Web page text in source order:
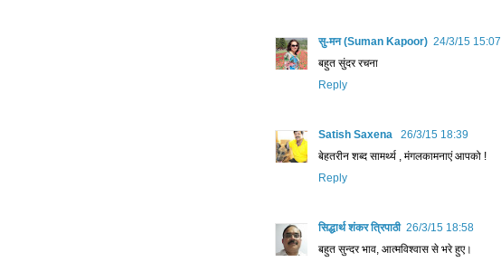
सु-मन (Suman Kapoor) 24/3/15 15:07
बहुत सुंदर रचना
Reply
Satish Saxena
26/3/15 18:39
बेहतरीन शब्द सामर्थ्य , मंगलकामनाएं आपको !
Reply
सिद्धार्थ शंकर त्रिपाठी 26/3/15 18:58
बहुत सुन्दर भाव, आत्मविश्वास से भरे हुए।